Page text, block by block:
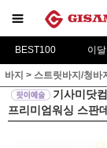
BEST100 이
바지 > 스트릿바지/청바
기사미닷
프리미엄워싱 스판